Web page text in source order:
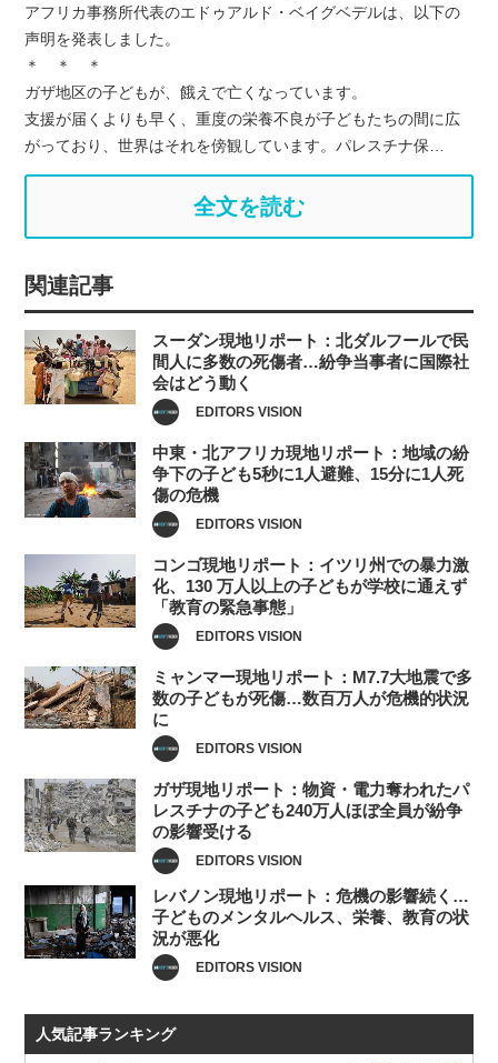
アフリカ事務所代表のエドゥアルド・ベイグベデルは、以下の
声明を発表しました。
＊ ＊ ＊
ガザ地区の子どもが、餓えで亡くなっています。
支援が届くよりも早く、重度の栄養不良が子どもたちの間に広
がっており、世界はそれを傍観しています。パレスチナ保…
全文を読む
関連記事
スーダン現地リポート：北ダルフールで民
間人に多数の死傷者…紛争当事者に国際社
会はどう動く
EDITORS VISION
中東・北アフリカ現地リポート：地域の紛
争下の子ども5秒に1人避難、15分に1人死
傷の危機
EDITORS VISION
コンゴ現地リポート：イツリ州での暴力激
化、130 万人以上の子どもが学校に通えず
「教育の緊急事態」
EDITORS VISION
ミャンマー現地リポート：M7.7大地震で多
数の子どもが死傷…数百万人が危機的状況
に
EDITORS VISION
ガザ現地リポート：物資・電力奪われたパ
レスチナの子ども240万人ほぼ全員が紛争
の影響受ける
EDITORS VISION
レバノン現地リポート：危機の影響続く…
子どものメンタルヘルス、栄養、教育の状
況が悪化
EDITORS VISION
人気記事ランキング